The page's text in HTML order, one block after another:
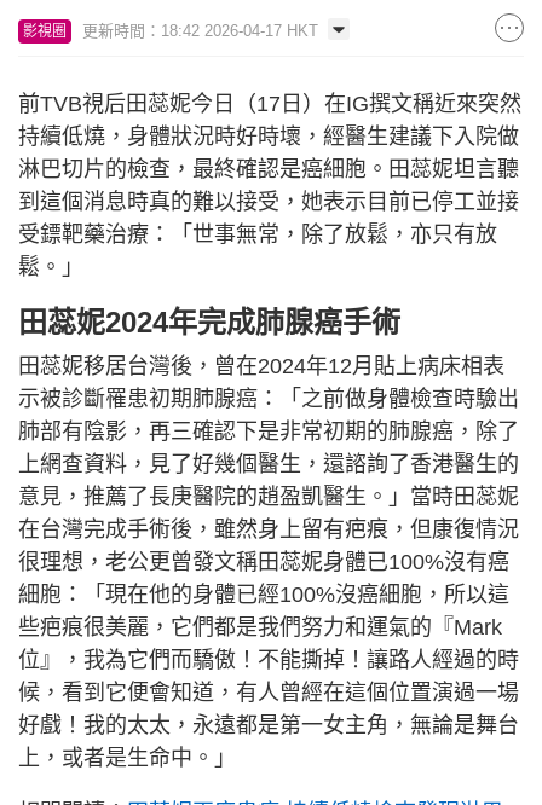
影視圈 更新時間：18:42 2026-04-17 HKT
前TVB視后田蕊妮今日（17日）在IG撰文稱近來突然
持續低燒，身體狀況時好時壞，經醫生建議下入院做
淋巴切片的檢查，最終確認是癌細胞。田蕊妮坦言聽
到這個消息時真的難以接受，她表示目前已停工並接
受鏢靶藥治療：「世事無常，除了放鬆，亦只有放
鬆。」
田蕊妮2024年完成肺腺癌手術
田蕊妮移居台灣後，曾在2024年12月貼上病床相表
示被診斷罹患初期肺腺癌：「之前做身體檢查時驗出
肺部有陰影，再三確認下是非常初期的肺腺癌，除了
上網查資料，見了好幾個醫生，還諮詢了香港醫生的
意見，推薦了長庚醫院的趙盈凱醫生。」當時田蕊妮
在台灣完成手術後，雖然身上留有疤痕，但康復情況
很理想，老公更曾發文稱田蕊妮身體已100%沒有癌
細胞：「現在他的身體已經100%沒癌細胞，所以這
些疤痕很美麗，它們都是我們努力和運氣的『Mark
位』，我為它們而驕傲！不能撕掉！讓路人經過的時
候，看到它便會知道，有人曾經在這個位置演過一場
好戲！我的太太，永遠都是第一女主角，無論是舞台
上，或者是生命中。」